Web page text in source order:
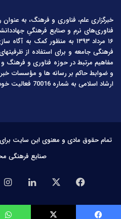
خبرگزاری علم، فناوری و فرهنگ، به
فناوری‌های نرم و صنایع فرهنگیِ
۱۶ مرداد ۱۳۹۳ به منظور کمک به
فرهنگی جامعه و برای استفاده از
مفاهیم مرتبط در حوزه فناوری و
و ضوابط حاکم بر رسانه ها و مؤسسات
ارشاد اسلامی به شماره 70016 فعالیت خود را آغاز کرده است.
تمام حقوق مادی و معنوی این سایت
صنایع فرهنگی
فیس
بوک
لینکدین